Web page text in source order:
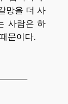
망을 더 사
사람은 하
문이다.